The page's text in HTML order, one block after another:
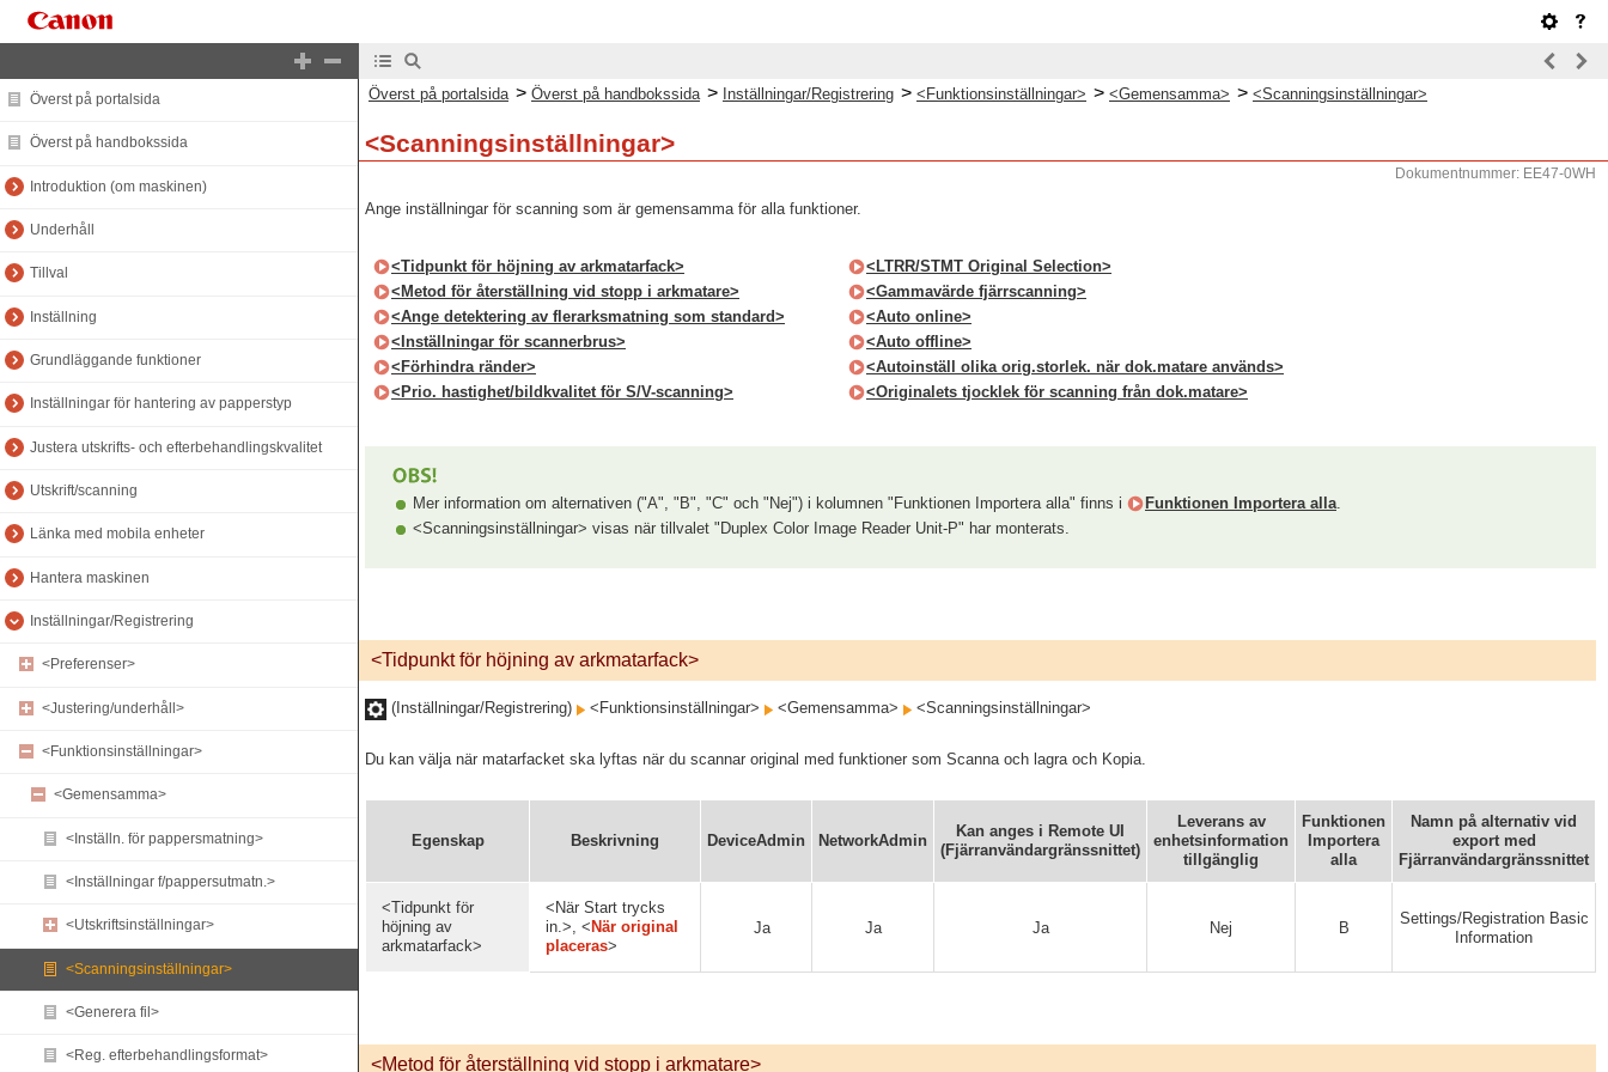
Överst på portalsida
Överst på handbokssida
Introduktion (om maskinen)
Underhåll
Tillval
Inställning
Grundläggande funktioner
Inställningar för hantering av papperstyp
Justera utskrifts- och efterbehandlingskvalitet
Utskrift/scanning
Länka med mobila enheter
Hantera maskinen
Inställningar/Registrering
<Preferenser>
<Justering/underhåll>
<Funktionsinställningar>
<Gemensamma>
<Inställn. för pappersmatning>
<Inställningar f/pappersutmatn.>
<Utskriftsinställningar>
<Scanningsinställningar>
<Generera fil>
<Reg. efterbehandlingsformat>
Överst på portalsida > Överst på handbokssida > Inställningar/Registrering > <Funktionsinställningar> > <Gemensamma> > <Scanningsinställningar>
<Scanningsinställningar>
Dokumentnummer: EE47-0WH
Ange inställningar för scanning som är gemensamma för alla funktioner.
<Tidpunkt för höjning av arkmatarfack>
<Metod för återställning vid stopp i arkmatare>
<Ange detektering av flerarksmatning som standard>
<Inställningar för scannerbrus>
<Förhindra ränder>
<Prio. hastighet/bildkvalitet för S/V-scanning>
<LTRR/STMT Original Selection>
<Gammavärde fjärrscanning>
<Auto online>
<Auto offline>
<Autoinställ olika orig.storlek. när dok.matare används>
<Originalets tjocklek för scanning från dok.matare>
Mer information om alternativen ("A", "B", "C" och "Nej") i kolumnen "Funktionen Importera alla" finns i Funktionen Importera alla.
<Scanningsinställningar> visas när tillvalet "Duplex Color Image Reader Unit-P" har monterats.
<Tidpunkt för höjning av arkmatarfack>
(Inställningar/Registrering) <Funktionsinställningar> <Gemensamma> <Scanningsinställningar>
Du kan välja när matarfacket ska lyftas när du scannar original med funktioner som Scanna och lagra och Kopia.
Egenskap Beskrivning DeviceAdmin NetworkAdmin
Kan anges i Remote UI
(Fjärranvändargränssnittet)
Leverans av
enhetsinformation
tillgänglig
Funktionen
Importera
alla
Namn på alternativ vid
export med
Fjärranvändargränssnittet
<Tidpunkt för
höjning av
arkmatarfack>
<När Start trycks
in.>, < När original
placeras>
Ja Ja Ja Nej B
Settings/Registration Basic
Information
<Metod för återställning vid stopp i arkmatare>